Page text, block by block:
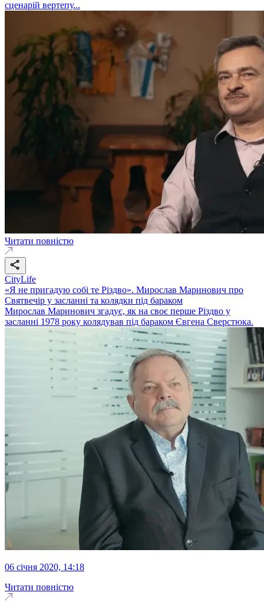
сценарій вертепу...
Читати повністю
CityLife
«Я не пригадую собі те Різдво». Мирослав Маринович про
Святвечір у засланні та колядки під бараком
Мирослав Маринович згадує, як на своє перше Різдво у
засланні 1978 року колядував під бараком Євгена Сверстюка.
06 січня 2020, 14:18
Читати повністю